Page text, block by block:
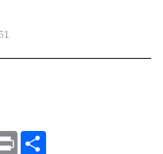
Print